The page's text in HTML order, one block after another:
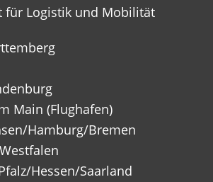
für Logistik und Mobilität
Main (Flughafen)
Hamburg/Bremen
Hessen/Saarland